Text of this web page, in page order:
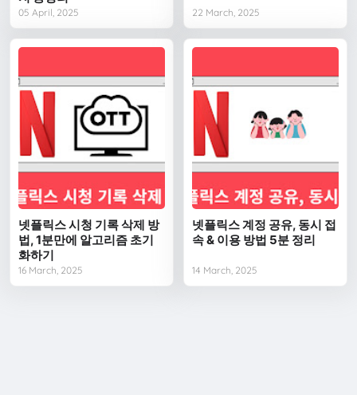
05 April, 2025 22 March, 2025
넷플릭스 시청 기록 삭제 방
법, 1분만에 알고리즘 초기
화하기
16 March, 2025
넷플릭스 계정 공유, 동시 접
속 & 이용 방법 5분 정리
14 March, 2025